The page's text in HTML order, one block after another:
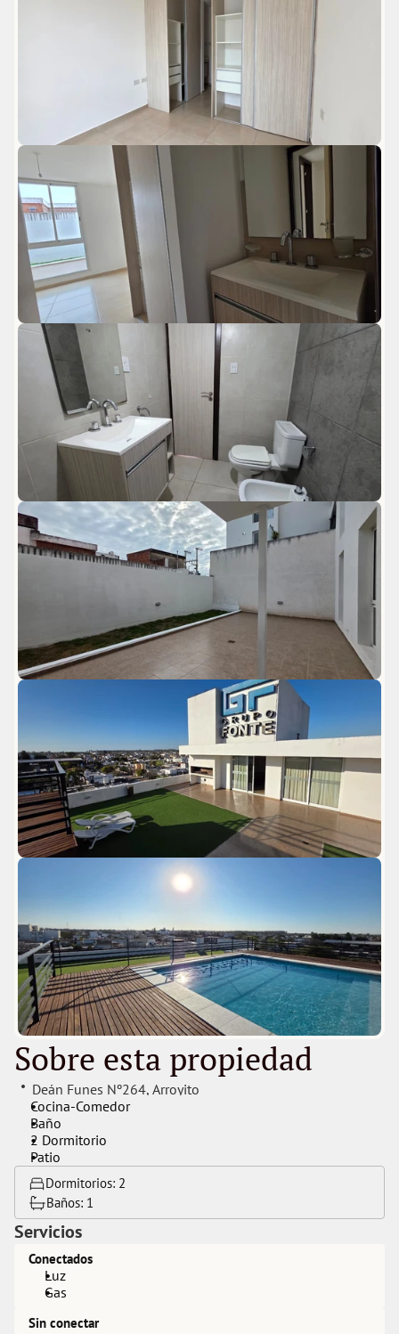
Sobre esta propiedad
Deán Funes Nº264, Arroyito
Cocina-Comedor
Baño
2 Dormitorio
Patio
Dormitorios: 2
Baños: 1
Servicios
Conectados
Luz
Gas
Sin conectar